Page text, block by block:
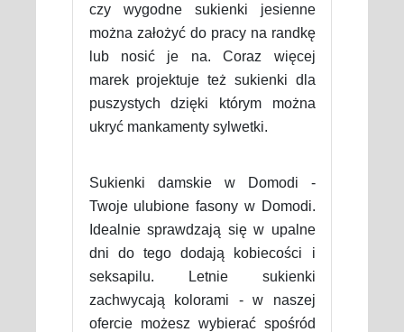
czy wygodne sukienki jesienne
można założyć do pracy na randkę
lub nosić je na. Coraz więcej
marek projektuje też sukienki dla
puszystych dzięki którym można
ukryć mankamenty sylwetki.
Sukienki damskie w Domodi -
Twoje ulubione fasony w Domodi.
Idealnie sprawdzają się w upalne
dni do tego dodają kobiecości i
seksapilu. Letnie sukienki
zachwycają kolorami - w naszej
ofercie możesz wybierać spośród